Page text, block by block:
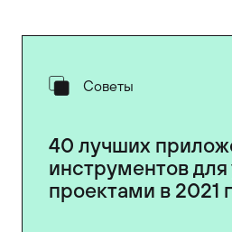
Советы
40 лучших
инструментов
проектами в 2021